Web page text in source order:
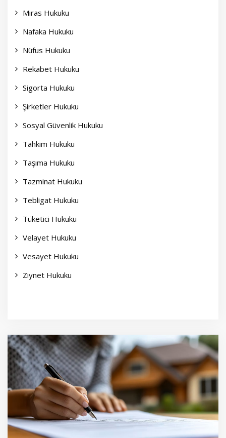
Miras Hukuku
Nafaka Hukuku
Nüfus Hukuku
Rekabet Hukuku
Sigorta Hukuku
Şirketler Hukuku
Sosyal Güvenlik Hukuku
Tahkim Hukuku
Taşıma Hukuku
Tazminat Hukuku
Tebligat Hukuku
Tüketici Hukuku
Velayet Hukuku
Vesayet Hukuku
Ziynet Hukuku